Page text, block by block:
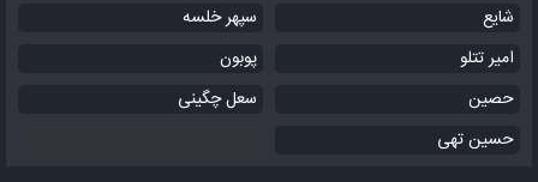
شایع
سپهر خلسه
امیر تتلو
پوبون
حصین
سعل چگینی
حسین تهی